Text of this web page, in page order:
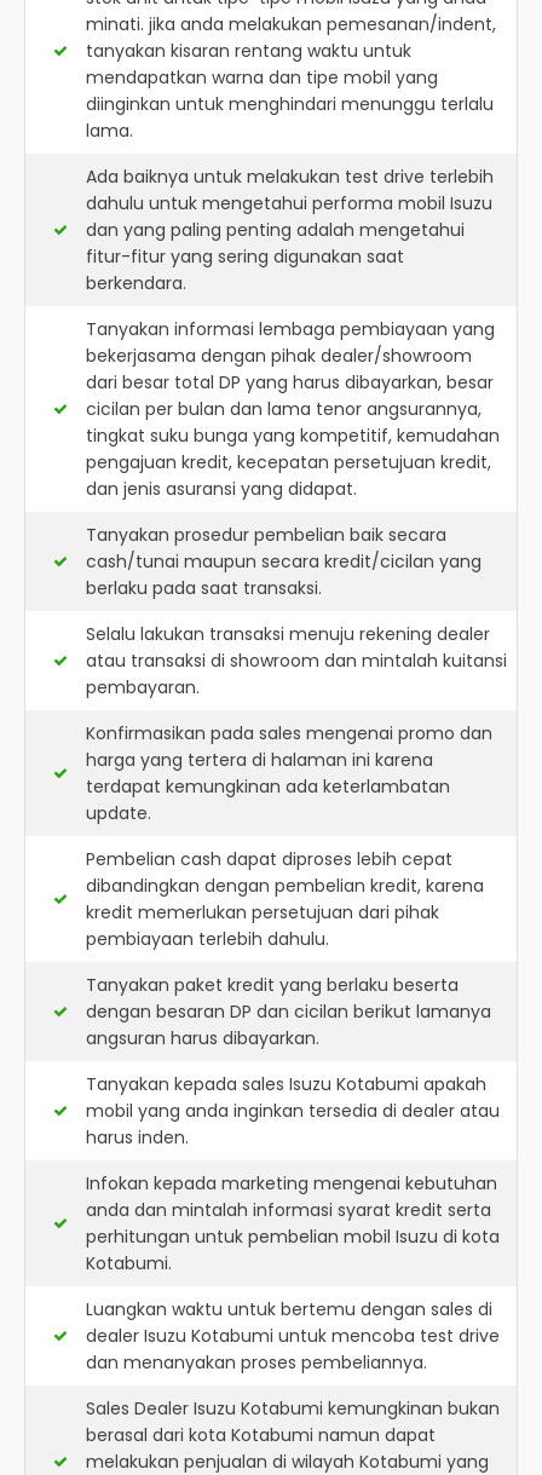
minati. jika anda melakukan pemesanan/indent,
tanyakan kisaran rentang waktu untuk
mendapatkan warna dan tipe mobil yang
diinginkan untuk menghindari menunggu terlalu
lama.
Ada baiknya untuk melakukan test drive terlebih
dahulu untuk mengetahui performa mobil Isuzu
dan yang paling penting adalah mengetahui
fitur-fitur yang sering digunakan saat
berkendara.
Tanyakan informasi lembaga pembiayaan yang
bekerjasama dengan pihak dealer/showroom
dari besar total DP yang harus dibayarkan, besar
cicilan per bulan dan lama tenor angsurannya,
tingkat suku bunga yang kompetitif, kemudahan
pengajuan kredit, kecepatan persetujuan kredit,
dan jenis asuransi yang didapat.
Tanyakan prosedur pembelian baik secara
cash/tunai maupun secara kredit/cicilan yang
berlaku pada saat transaksi.
Selalu lakukan transaksi menuju rekening dealer
atau transaksi di showroom dan mintalah kuitansi
pembayaran.
Konfirmasikan pada sales mengenai promo dan
harga yang tertera di halaman ini karena
terdapat kemungkinan ada keterlambatan
update.
Pembelian cash dapat diproses lebih cepat
dibandingkan dengan pembelian kredit, karena
kredit memerlukan persetujuan dari pihak
pembiayaan terlebih dahulu.
Tanyakan paket kredit yang berlaku beserta
dengan besaran DP dan cicilan berikut lamanya
angsuran harus dibayarkan.
Tanyakan kepada sales Isuzu Kotabumi apakah
mobil yang anda inginkan tersedia di dealer atau
harus inden.
Infokan kepada marketing mengenai kebutuhan
anda dan mintalah informasi syarat kredit serta
perhitungan untuk pembelian mobil Isuzu di kota
Kotabumi.
Luangkan waktu untuk bertemu dengan sales di
dealer Isuzu Kotabumi untuk mencoba test drive
dan menanyakan proses pembeliannya.
Sales Dealer Isuzu Kotabumi kemungkinan bukan
berasal dari kota Kotabumi namun dapat
melakukan penjualan di wilayah Kotabumi yang